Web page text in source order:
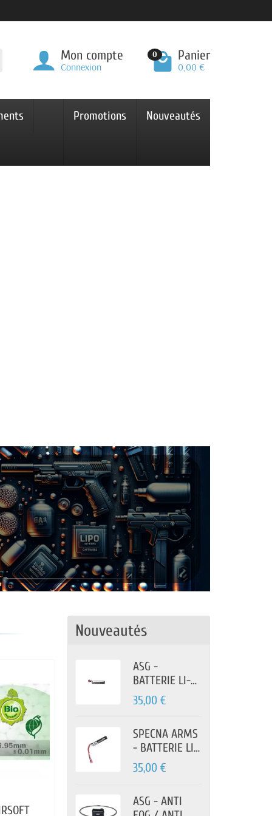
Mon compte
Connexion
0 Panier
0,00 €
Promotions Nouveautés
Nouveautés
ASG -
BATTERIE LI-
PO 11.1V 900
MAH 1 STICK T
35,00 €
SPECNA ARMS
- BATTERIE LI-
PO 11.1V
1000MAH 1
35,00 €
ASG - ANTI